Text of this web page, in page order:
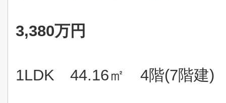
3,380万円
1LDK 44.16㎡ 4階(7階建)